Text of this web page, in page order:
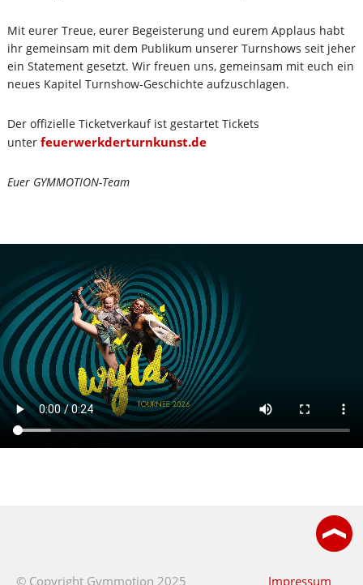
Mit eurer Treue, eurer Begeisterung und eurem Applaus habt
ihr gemeinsam mit dem Publikum unserer Turnshows seit jeher
ein Statement gesetzt. Wir freuen uns, gemeinsam mit euch ein
neues Kapitel Turnshow-Geschichte aufzuschlagen.
Der offizielle Ticketverkauf ist gestartet Tickets
unter feuerwerkderturnkunst.de
Euer GYMMOTION-Team
© Copyright Gymmotion 2025 Impressum